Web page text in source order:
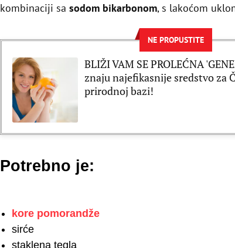
kombinaciji sa sodom bikarbonom, s lakoćom
NE PROPUSTITE
BLIŽI VAM SE PROLEĆNA
znaju najefikasnije sredstvo za
prirodnoj bazi!
Potrebno je:
kore pomorandže
sirće
staklena tegla